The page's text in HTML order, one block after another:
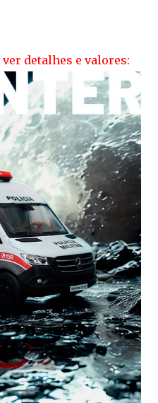
detalhes e valores: